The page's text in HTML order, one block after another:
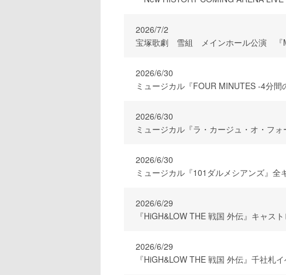
2026/7/2
宝塚歌劇 雪組 メインホール公演 『
2026/6/30
ミュージカル『FOUR MINUTES -4分
2026/6/30
ミュージカル『ラ・カージュ・オ・フ
2026/6/30
ミュージカル『101ダルメシアンズ』全
2026/6/29
『HiGH&LOW THE 戦国 外伝』キャス
2026/6/29
『HiGH&LOW THE 戦国 外伝』千社札